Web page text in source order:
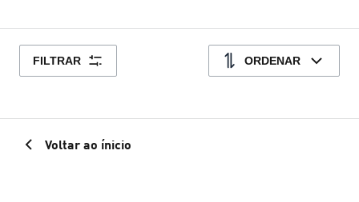
FILTRAR ORDENAR
Voltar ao ínicio